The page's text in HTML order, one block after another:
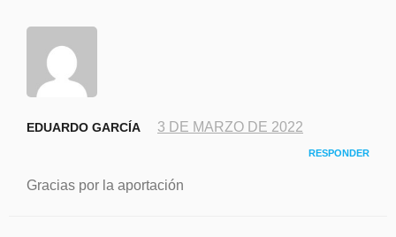
EDUARDO GARCÍA 3 DE MARZO DE 2022
RESPONDER
Gracias por la aportación